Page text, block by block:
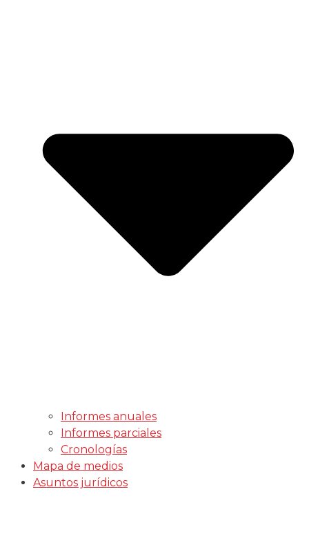
Informes anuales
Informes parciales
Cronologías
Mapa de medios
Asuntos jurídicos